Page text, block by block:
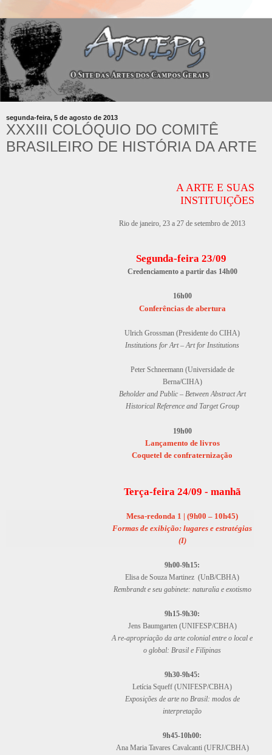
segunda-feira, 5 de agosto de 2013
XXXIII COLÓQUIO DO COMITÊ
BRASILEIRO DE HISTÓRIA DA ARTE
A ARTE E SUAS
INSTITUIÇÕES
Rio de janeiro, 23 a 27 de setembro de 2013
Segunda-feira 23/09
Credenciamento a partir das 14h00
16h00
Conferências de abertura
Ulrich Grossman (Presidente do CIHA)
Institutions for Art – Art for Institutions
Peter Schneemann (Universidade de
Berna/CIHA)
Beholder and Public – Between Abstract Art
Historical Reference and Target Group
19h00
Lançamento de livros
Coquetel de confraternização
Terça-feira 24/09 - manhã
Mesa-redonda 1 | (9h00 – 10h45)
Formas de exibição: lugares e estratégias
(I)
9h00-9h15:
Elisa de Souza Martinez (UnB/CBHA)
Rembrandt e seu gabinete: naturalia e exotismo
9h15-9h30:
Jens Baumgarten (UNIFESP/CBHA)
A re-apropriação da arte colonial entre o local e
o global: Brasil e Filipinas
9h30-9h45:
Letícia Squeff (UNIFESP/CBHA)
Exposições de arte no Brasil: modos de
interpretação
9h45-10h00:
Ana Maria Tavares Cavalcanti (UFRJ/CBHA)